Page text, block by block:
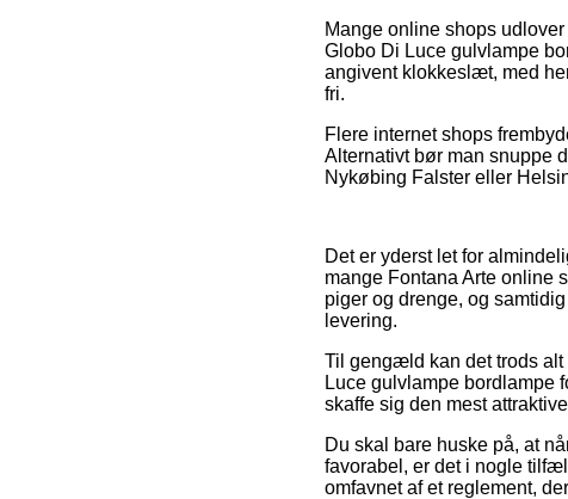
Mange online shops
Globo Di Luce gulvlampe
angivent klokkeslæt, med
fri.
Flere internet shops
Alternativt bør man snuppe
Nykøbing Falster eller
Det er yderst let for
mange Fontana Arte online
piger og drenge, og
levering.
Til gengæld kan det trods
Luce gulvlampe bordlampe
skaffe sig den mest
Du skal bare huske på, at
favorabel, er det i nogle
omfavnet af et reglement,